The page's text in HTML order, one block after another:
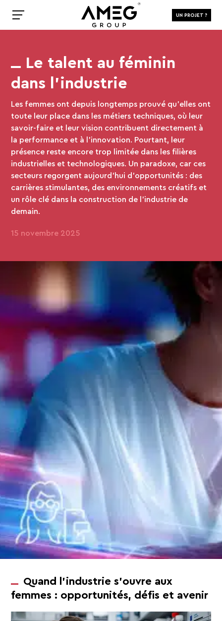
UN PROJET ?
Le talent au féminin
dans l’industrie
Les femmes ont depuis longtemps prouvé qu’elles ont
toute leur place dans les métiers techniques, où leur
savoir-faire et leur vision contribuent directement à
la performance et à l’innovation. Pourtant, leur
présence reste encore trop limitée dans les filières
industrielles et technologiques. Un paradoxe, car ces
secteurs regorgent aujourd’hui d’opportunités : des
carrières stimulantes, des environnements créatifs et
un rôle clé dans la construction de l’industrie de
demain.
15 novembre 2025
Quand l’industrie s’ouvre aux
femmes : opportunités, défis et avenir